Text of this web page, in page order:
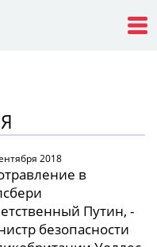
2018
в
Путин, -
безопасности